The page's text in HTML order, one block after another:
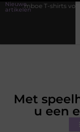
Nieuwe
artikelen
voor heren die koel
Met
u een